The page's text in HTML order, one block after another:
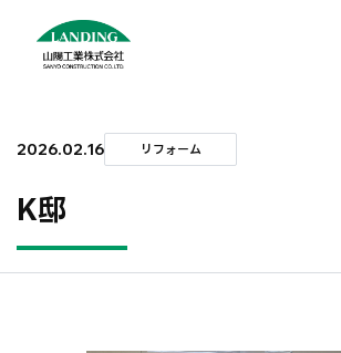
2026.02.16 リフォーム
K邸